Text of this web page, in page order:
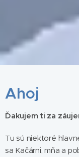
Ahoj
Ďakujem ti za
Tu sú niektoré
sa Kačárni, mňa a